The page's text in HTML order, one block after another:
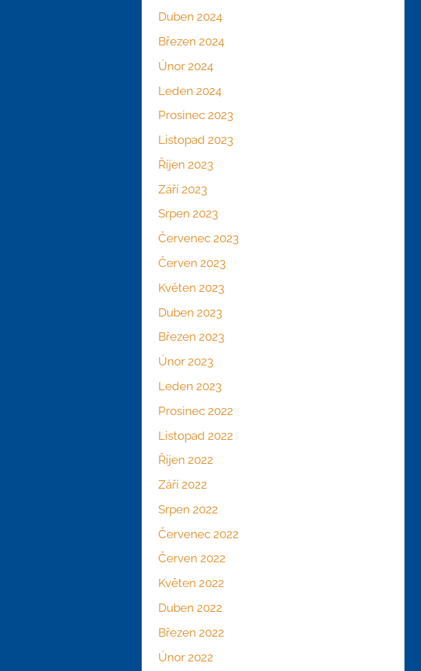
Duben 2024
Březen 2024
Únor 2024
Leden 2024
Prosinec 2023
Listopad 2023
Říjen 2023
Září 2023
Srpen 2023
Červenec 2023
Červen 2023
Květen 2023
Duben 2023
Březen 2023
Únor 2023
Leden 2023
Prosinec 2022
Listopad 2022
Říjen 2022
Září 2022
Srpen 2022
Červenec 2022
Červen 2022
Květen 2022
Duben 2022
Březen 2022
Únor 2022